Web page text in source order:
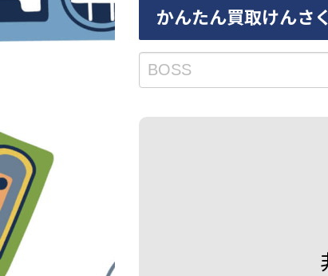
かんたん買取けんさく